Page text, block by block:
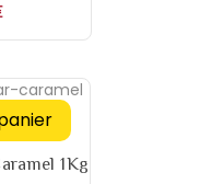
Prix
1Kg